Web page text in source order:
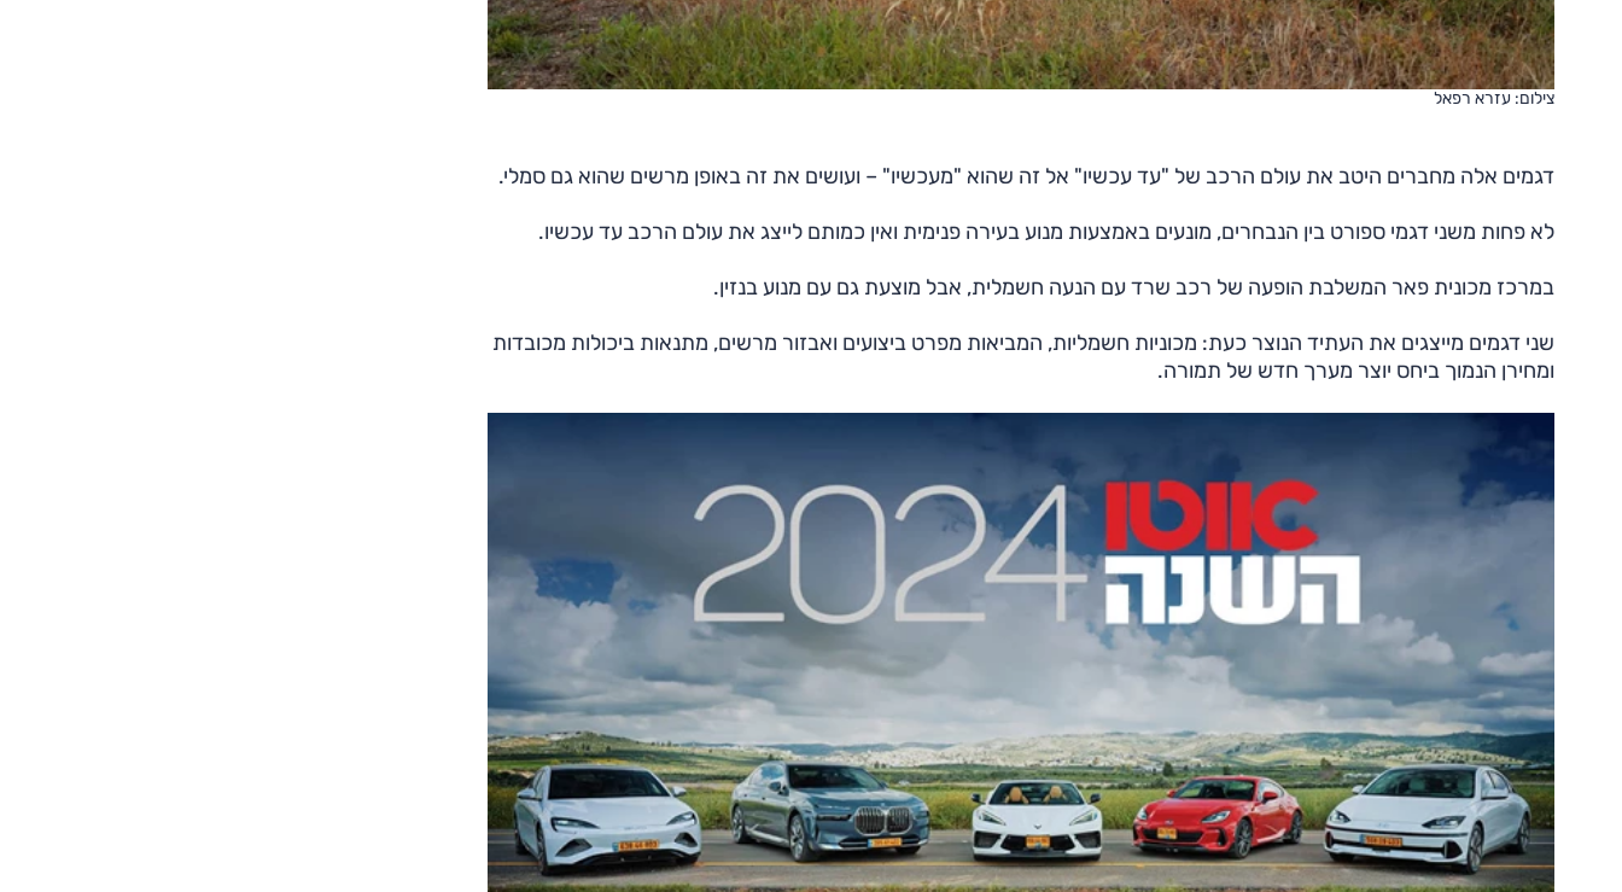
צילום: עזרא רפאל
דגמים אלה מחברים היטב את עולם הרכב של "עד עכשיו" אל זה שהוא "מעכשיו" – ועושים את זה באופן מרשים שהוא גם סמלי.
לא פחות משני דגמי ספורט בין הנבחרים, מונעים באמצעות מנוע בעירה פנימית ואין כמותם לייצג את עולם הרכב עד עכשיו.
במרכז מכונית פאר המשלבת הופעה של רכב שרד עם הנעה חשמלית, אבל מוצעת גם עם מנוע בנזין.
שני דגמים מייצגים את העתיד הנוצר כעת: מכוניות חשמליות, המביאות מפרט ביצועים ואבזור מרשים, מתנאות ביכולות מכובדות
ומחירן הנמוך ביחס יוצר מערך חדש של תמורה.